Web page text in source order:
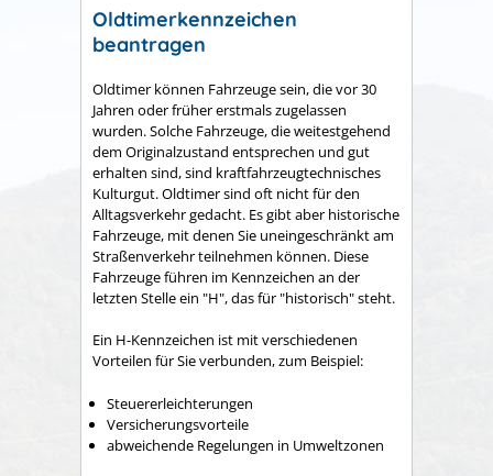
Oldtimerkennzeichen
beantragen
Oldtimer können Fahrzeuge sein, die vor 30
Jahren oder früher erstmals zugelassen
wurden. Solche Fahrzeuge, die weitestgehend
dem Originalzustand entsprechen und gut
erhalten sind, sind kraftfahrzeugtechnisches
Kulturgut. Oldtimer sind oft nicht für den
Alltagsverkehr gedacht. Es gibt aber historische
Fahrzeuge, mit denen Sie uneingeschränkt am
Straßenverkehr teilnehmen können. Diese
Fahrzeuge führen im Kennzeichen an der
letzten Stelle ein "H", das für "historisch" steht.
Ein H-Kennzeichen ist mit verschiedenen
Vorteilen für Sie verbunden, zum Beispiel:
Steuererleichterungen
Versicherungsvorteile
abweichende Regelungen in Umweltzonen